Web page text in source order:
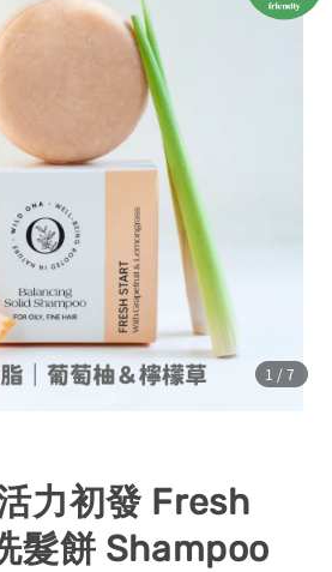
1 /7
力初發 Fresh
髮餅 Shampoo